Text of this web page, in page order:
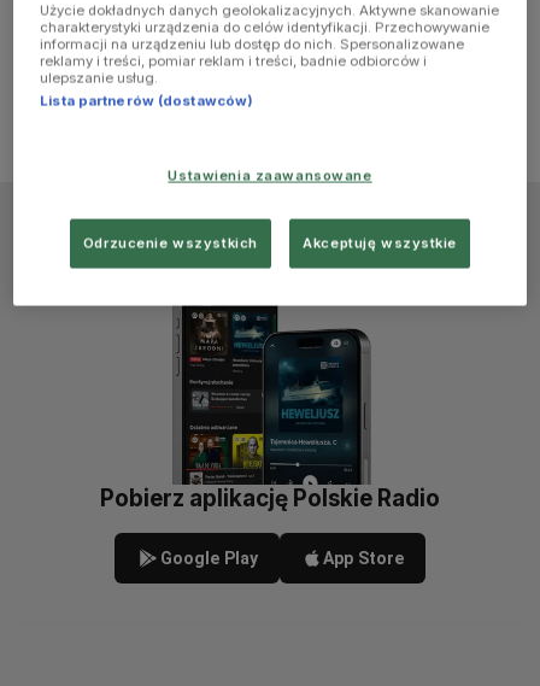
Pobierz aplikację Polskie Radio
Google Play App Store
Użycie dokładnych danych geolokalizacyjnych. Aktywne skanowanie
charakterystyki urządzenia do celów identyfikacji. Przechowywanie
informacji na urządzeniu lub dostęp do nich. Spersonalizowane
reklamy i treści, pomiar reklam i treści, badnie odbiorców i
ulepszanie usług.
Lista partnerów (dostawców)
Ustawienia zaawansowane
Odrzucenie wszystkich Akceptuję wszystkie